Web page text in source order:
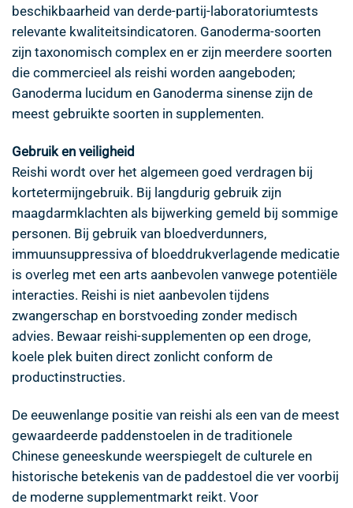
beschikbaarheid van derde-partij-laboratoriumtests
relevante kwaliteitsindicatoren. Ganoderma-soorten
zijn taxonomisch complex en er zijn meerdere soorten
die commercieel als reishi worden aangeboden;
Ganoderma lucidum en Ganoderma sinense zijn de
meest gebruikte soorten in supplementen.
Gebruik en veiligheid
Reishi wordt over het algemeen goed verdragen bij
kortetermijngebruik. Bij langdurig gebruik zijn
maagdarmklachten als bijwerking gemeld bij sommige
personen. Bij gebruik van bloedverdunners,
immuunsuppressiva of bloeddrukverlagende medicatie
is overleg met een arts aanbevolen vanwege potentiële
interacties. Reishi is niet aanbevolen tijdens
zwangerschap en borstvoeding zonder medisch
advies. Bewaar reishi-supplementen op een droge,
koele plek buiten direct zonlicht conform de
productinstructies.
De eeuwenlange positie van reishi als een van de meest
gewaardeerde paddenstoelen in de traditionele
Chinese geneeskunde weerspiegelt de culturele en
historische betekenis van de paddestoel die ver voorbij
de moderne supplementmarkt reikt. Voor